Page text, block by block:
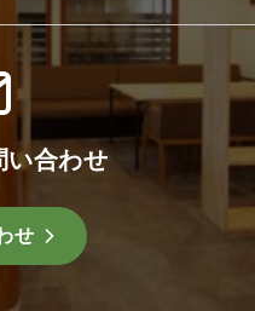
い合わせ
せ